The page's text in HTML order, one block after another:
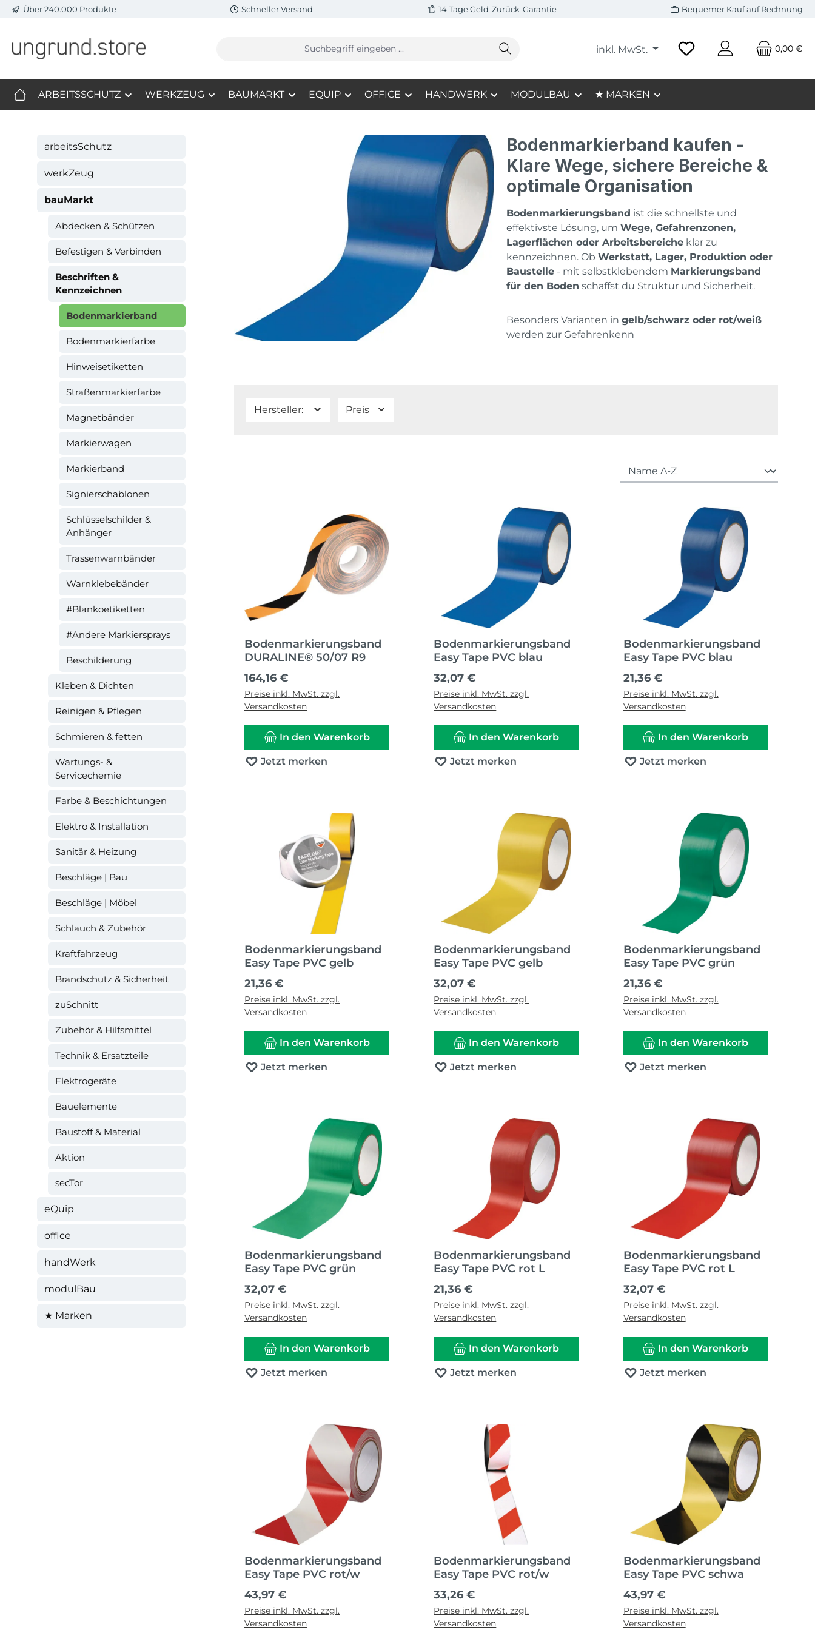
Hauptinhalt springen
Zur Suche springen
Zur Hauptnavigation springen
Über 240.000 Produkte Schneller Versand 14 Tage Geld-Zurück-Garantie Bequemer Kauf auf Rechnung
inkl. MwSt. 0,00 €
ARBEITSSCHUTZ WERKZEUG BAUMARKT EQUIP OFFICE HANDWERK MODULBAU ★ MARKEN
arbeitsSchutz
werkZeug
bauMarkt
Abdecken & Schützen
Befestigen & Verbinden
Beschriften &
Kennzeichnen
Bodenmarkierband
Bodenmarkierfarbe
Hinweisetiketten
Straßenmarkierfarbe
Magnetbänder
Markierwagen
Markierband
Signierschablonen
Schlüsselschilder &
Anhänger
Trassenwarnbänder
Warnklebebänder
#Blankoetiketten
#Andere Markiersprays
Beschilderung
Kleben & Dichten
Reinigen & Pflegen
Schmieren & fetten
Wartungs- &
Servicechemie
Farbe & Beschichtungen
Elektro & Installation
Sanitär & Heizung
Beschläge | Bau
Beschläge | Möbel
Schlauch & Zubehör
Kraftfahrzeug
Brandschutz & Sicherheit
zuSchnitt
Zubehör & Hilfsmittel
Technik & Ersatzteile
Elektrogeräte
Bauelemente
Baustoff & Material
Aktion
secTor
eQuip
offIce
handWerk
modulBau
★ Marken
Bodenmarkierband kaufen -
Klare Wege, sichere Bereiche &
optimale Organisation
Bodenmarkierungsband ist die schnellste und
effektivste Lösung, um Wege, Gefahrenzonen,
Lagerflächen oder Arbeitsbereicheklar zu
kennzeichnen. Ob Werkstatt, Lager, Produktion oder
Baustelle- mit selbstklebendem Markierungsband
für den Boden schaffst du Struktur und Sicherheit.
Besonders Varianten in gelb/schwarz oder rot/weiß
werden zur Gefahrenkenn
Hersteller: Preis
Bodenmarkierungsband
DURALINE® 50/07 R9
Regulärer Preis:
164,16 €
Preise inkl. MwSt. zzgl.
Versandkosten
In den Warenkorb
Jetzt merken
Bodenmarkierungsband
Easy Tape PVC blau
Regulärer Preis:
32,07 €
Preise inkl. MwSt. zzgl.
Versandkosten
In den Warenkorb
Jetzt merken
Bodenmarkierungsband
Easy Tape PVC blau
Regulärer Preis:
21,36 €
Preise inkl. MwSt. zzgl.
Versandkosten
In den Warenkorb
Jetzt merken
Bodenmarkierungsband
Easy Tape PVC gelb
Regulärer Preis:
21,36 €
Preise inkl. MwSt. zzgl.
Versandkosten
In den Warenkorb
Jetzt merken
Bodenmarkierungsband
Easy Tape PVC gelb
Regulärer Preis:
32,07 €
Preise inkl. MwSt. zzgl.
Versandkosten
In den Warenkorb
Jetzt merken
Bodenmarkierungsband
Easy Tape PVC grün
Regulärer Preis:
21,36 €
Preise inkl. MwSt. zzgl.
Versandkosten
In den Warenkorb
Jetzt merken
Bodenmarkierungsband
Easy Tape PVC grün
Regulärer Preis:
32,07 €
Preise inkl. MwSt. zzgl.
Versandkosten
In den Warenkorb
Jetzt merken
Bodenmarkierungsband
Easy Tape PVC rot L
Regulärer Preis:
21,36 €
Preise inkl. MwSt. zzgl.
Versandkosten
In den Warenkorb
Jetzt merken
Bodenmarkierungsband
Easy Tape PVC rot L
Regulärer Preis:
32,07 €
Preise inkl. MwSt. zzgl.
Versandkosten
In den Warenkorb
Jetzt merken
Bodenmarkierungsband
Easy Tape PVC rot/w
Regulärer Preis:
43,97 €
Preise inkl. MwSt. zzgl.
Versandkosten
Bodenmarkierungsband
Easy Tape PVC rot/w
Regulärer Preis:
33,26 €
Preise inkl. MwSt. zzgl.
Versandkosten
Bodenmarkierungsband
Easy Tape PVC schwa
Regulärer Preis:
43,97 €
Preise inkl. MwSt. zzgl.
Versandkosten